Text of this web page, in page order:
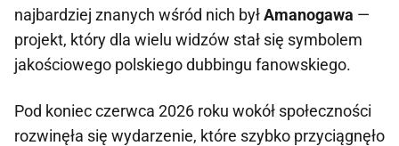
najbardziej znanych wśród nich byłAmanogawa —
projekt, który dla wielu widzów stał się symbolem
jakościowego polskiego dubbingu fanowskiego.
Pod koniec czerwca 2026 roku wokół społeczności
rozwinęła się wydarzenie, które szybko przyciągnęło